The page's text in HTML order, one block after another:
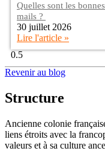
Quelles sont les
mails ?
30 juillet 2026
Lire l'article »
Revenir au blog
Structure
Ancienne colonie
liens étroits avec la
valeurs et à sa culture